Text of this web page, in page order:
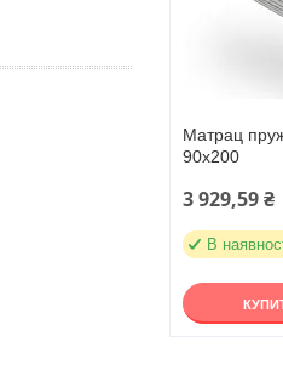
Матрац
90х200
3 929,59 ₴
В